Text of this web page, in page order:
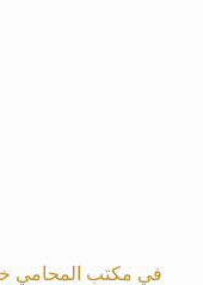
في مكتب المحامي